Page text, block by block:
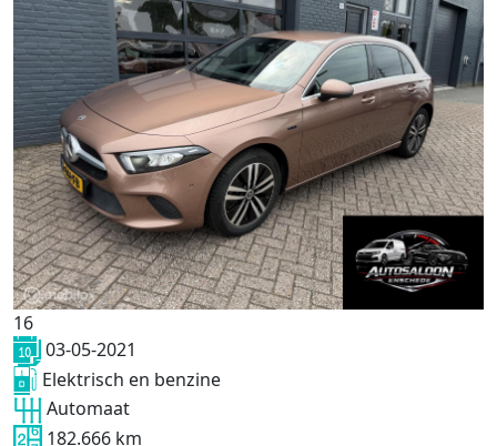
16
03-05-2021
Elektrisch en benzine
Automaat
182.666 km